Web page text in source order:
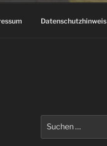
Datenschutzhinweis
nach: